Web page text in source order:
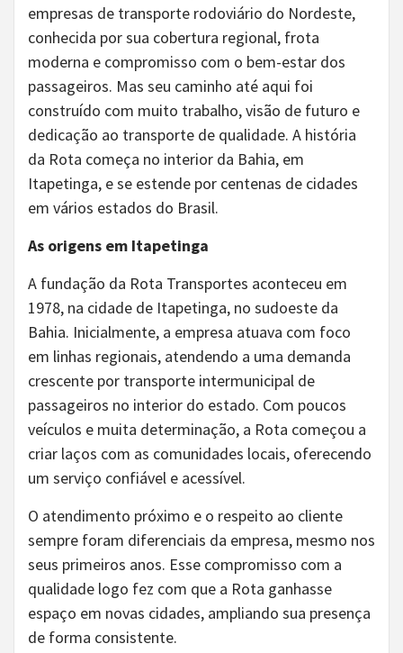
empresas de transporte rodoviário do Nordeste,
conhecida por sua cobertura regional, frota
moderna e compromisso com o bem-estar dos
passageiros. Mas seu caminho até aqui foi
construído com muito trabalho, visão de futuro e
dedicação ao transporte de qualidade. A história
da Rota começa no interior da Bahia, em
Itapetinga, e se estende por centenas de cidades
em vários estados do Brasil.
As origens em Itapetinga
A fundação da Rota Transportes aconteceu em
1978, na cidade de Itapetinga, no sudoeste da
Bahia. Inicialmente, a empresa atuava com foco
em linhas regionais, atendendo a uma demanda
crescente por transporte intermunicipal de
passageiros no interior do estado. Com poucos
veículos e muita determinação, a Rota começou a
criar laços com as comunidades locais, oferecendo
um serviço confiável e acessível.
O atendimento próximo e o respeito ao cliente
sempre foram diferenciais da empresa, mesmo nos
seus primeiros anos. Esse compromisso com a
qualidade logo fez com que a Rota ganhasse
espaço em novas cidades, ampliando sua presença
de forma consistente.